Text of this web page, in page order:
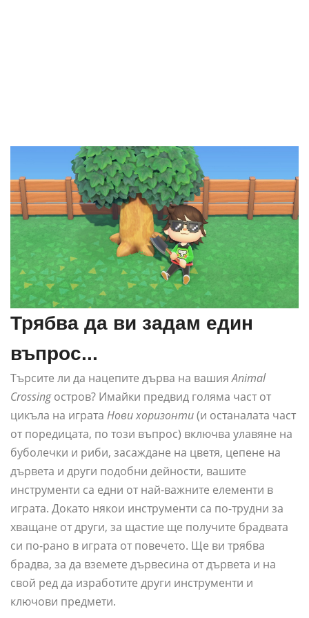
Трябва да ви задам един
въпрос...
Търсите ли да нацепите дърва на вашияAnimal
Crossingостров? Имайки предвид голяма част от
цикъла на играта Нови хоризонти(и останалата част
от поредицата, по този въпрос) включва улавяне на
буболечки и риби, засаждане на цветя, цепене на
дървета и други подобни дейности, вашите
инструменти са едни от най-важните елементи в
играта. Докато някои инструменти са по-трудни за
хващане от други, за щастие ще получите брадвата
си по-рано в играта от повечето. Ще ви трябва
брадва, за да вземете дървесина от дървета и на
свой ред да изработите други инструменти и
ключови предмети.